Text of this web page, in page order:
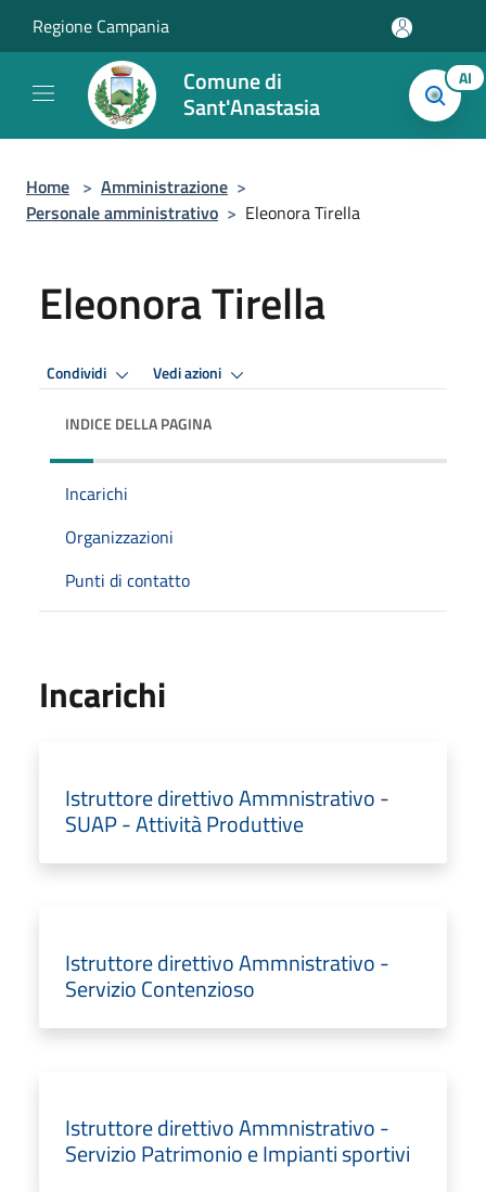
Regione Campania
Comune di
Sant'Anastasia
AI
Home > Amministrazione >
Personale amministrativo > Eleonora Tirella
Eleonora Tirella
Condividi Vedi azioni
INDICE DELLA PAGINA
Incarichi
Organizzazioni
Punti di contatto
Incarichi
Istruttore direttivo Ammnistrativo -
SUAP - Attività Produttive
Istruttore direttivo Ammnistrativo -
Servizio Contenzioso
Istruttore direttivo Ammnistrativo -
Servizio Patrimonio e Impianti sportivi